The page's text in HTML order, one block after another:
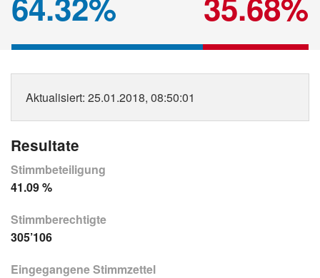
Aktualisiert: 25.01.2018, 08:50:01
Resultate
Stimmbeteiligung
41.09 %
Stimmberechtigte
305’106
Eingegangene Stimmzettel